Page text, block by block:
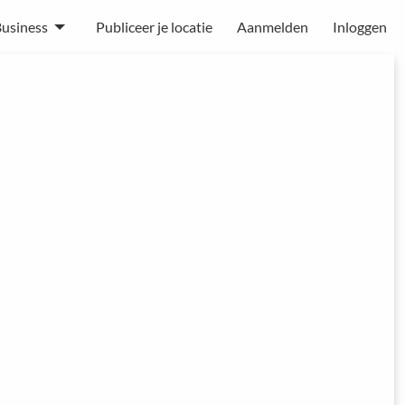
Publiceer je locatie Aanmelden Inloggen